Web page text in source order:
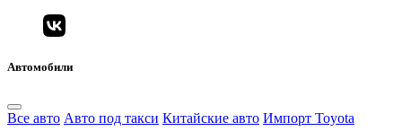
Автомобили
Все авто Авто под такси Китайские авто Импорт Toyota